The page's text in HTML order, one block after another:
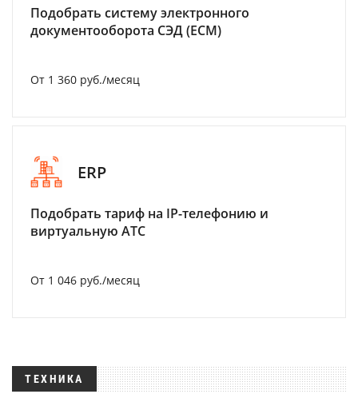
Подобрать систему электронного
документооборота СЭД (ECM)
От 1 360 руб./месяц
ERP
Подобрать тариф на IP-телефонию и
виртуальную АТС
От 1 046 руб./месяц
ТЕХНИКА